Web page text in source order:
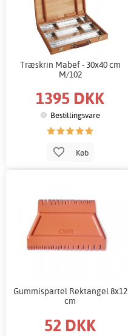
Træskrin Mabef - 30x40 cm
M/102
1395 DKK
Bestillingsvare
Køb
Gummispartel Rektangel 8x12
cm
52 DKK